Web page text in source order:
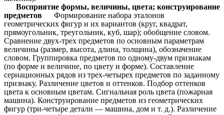
Восприятие формы, величины, цвета; конструирование
предметов Формирование набора эталонов
геометрических фигур и их вариантов (круг, квадрат,
прямоугольник, треугольник, куб, шар); обобщение словом.
Сравнение двух-трех предметов по основным параметрам
величины (размер, высота, длина, толщина), обозначение
словом. Группировка предметов по одному-двум признакам
(по форме и величине, по цвету и форме). Составление
сериационных рядов из трех-четырех предметов по заданному
признаку. Различение цветов и оттенков. Подбор оттенков
цвета к основным цветам. Сигнальная роль цвета (пожарная
машина). Конструирование предметов из геометрических
фигур (три-четыре детали — машина, дом и т. д.). Различение